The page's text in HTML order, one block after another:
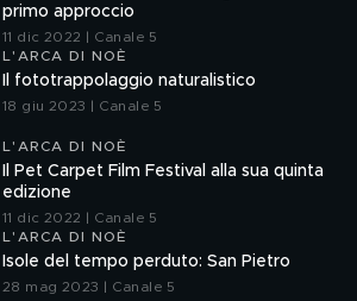
primo approccio
11 dic 2022 | Canale 5
L'ARCA DI NOÈ
Il fototrappolaggio naturalistico
18 giu 2023 | Canale 5
L'ARCA DI NOÈ
Il Pet Carpet Film Festival alla sua quinta
edizione
11 dic 2022 | Canale 5
L'ARCA DI NOÈ
Isole del tempo perduto: San Pietro
28 mag 2023 | Canale 5